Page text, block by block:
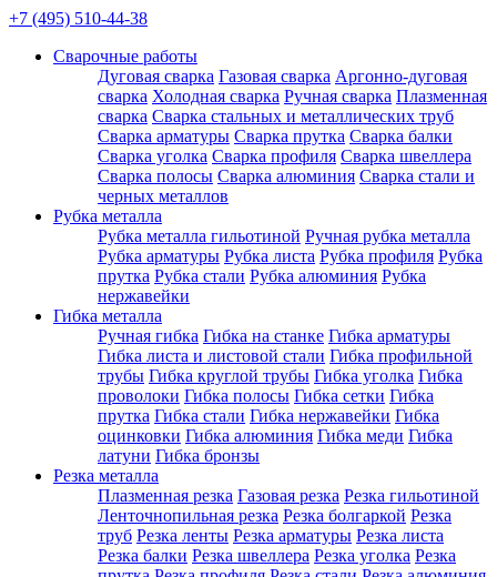
+7 (495) 510-44-38
Сварочные работы
Дуговая сварка Газовая сварка Аргонно-дуговая
сварка Холодная сварка Ручная сварка Плазменная
сварка Сварка стальных и металлических труб
Сварка арматуры Сварка прутка Сварка балки
Сварка уголка Сварка профиля Сварка швеллера
Сварка полосы Сварка алюминия Сварка стали и
черных металлов
Рубка металла
Рубка металла гильотиной Ручная рубка металла
Рубка арматуры Рубка листа Рубка профиля Рубка
прутка Рубка стали Рубка алюминия Рубка
нержавейки
Гибка металла
Ручная гибка Гибка на станке Гибка арматуры
Гибка листа и листовой стали Гибка профильной
трубы Гибка круглой трубы Гибка уголка Гибка
проволоки Гибка полосы Гибка сетки Гибка
прутка Гибка стали Гибка нержавейки Гибка
оцинковки Гибка алюминия Гибка меди Гибка
латуни Гибка бронзы
Резка металла
Плазменная резка Газовая резка Резка гильотиной
Ленточнопильная резка Резка болгаркой Резка
труб Резка ленты Резка арматуры Резка листа
Резка балки Резка швеллера Резка уголка Резка